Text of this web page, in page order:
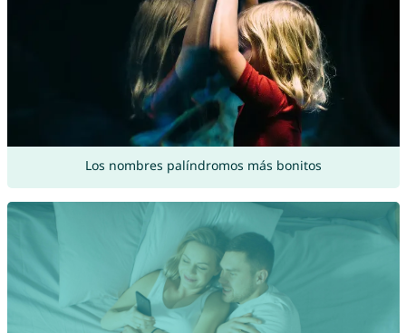
Los nombres palíndromos más bonitos